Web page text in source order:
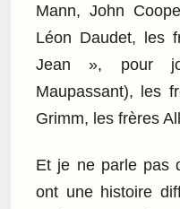
Mann, John
Léon Daudet, les
Jean », pour
Maupassant), les
Grimm, les frères
Et je ne parle pas
ont une histoire